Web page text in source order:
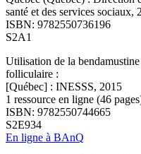
santé et des services sociaux,
ISBN: 9782550736196
S2A1
Utilisation de la
folliculaire :
[Québec] : INESSS, 2015
1 ressource en ligne (46
ISBN: 9782550744665
S2E934
En ligne à BAnQ